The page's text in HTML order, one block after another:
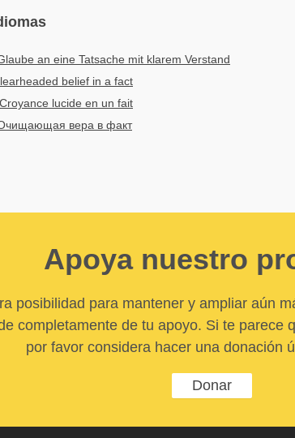
an eine Tatsache mit klarem Verstand
belief in a fact
Croyance lucide en un fait
вера в факт
Apoya nuestro
posibilidad para mantener y ampliar aún
completamente de tu apoyo. Si te parece
por favor considera hacer una donación
Donar